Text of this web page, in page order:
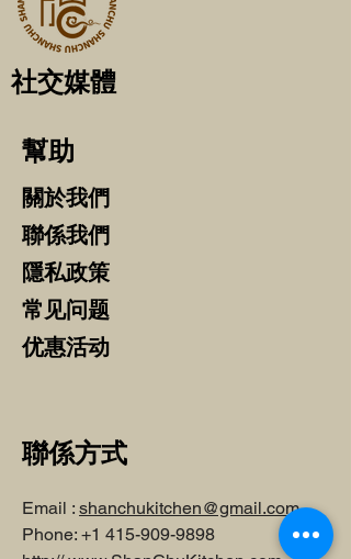
額
社交媒體
​幫助
關於我們
聯係我們
​隱私政策
常见问题
​优惠活动
聯係方式
Email : shanchukitchen@gmail.com
Phone: +1 415-909-9898